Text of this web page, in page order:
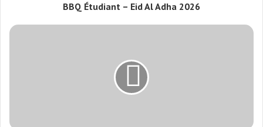
BBQ Étudiant – Eid Al Adha 2026